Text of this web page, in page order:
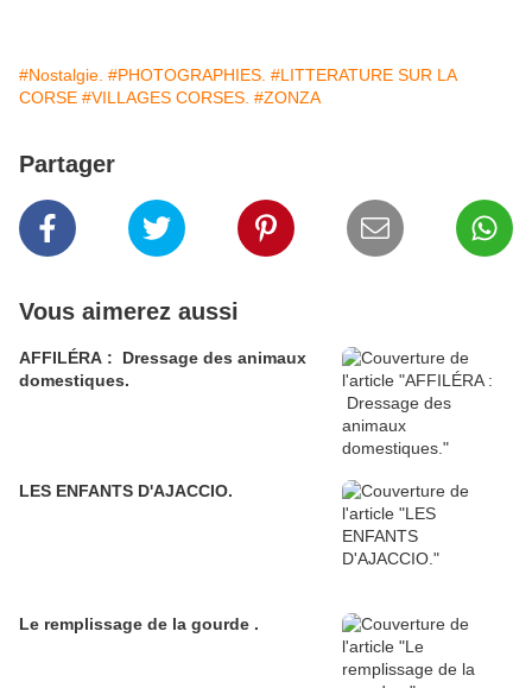
#Nostalgie. #PHOTOGRAPHIES. #LITTERATURE SUR LA
CORSE #VILLAGES CORSES. #ZONZA
Partager
Vous aimerez aussi
AFFILÉRA : Dressage des animaux
domestiques.
LES ENFANTS D'AJACCIO.
Le remplissage de la gourde .